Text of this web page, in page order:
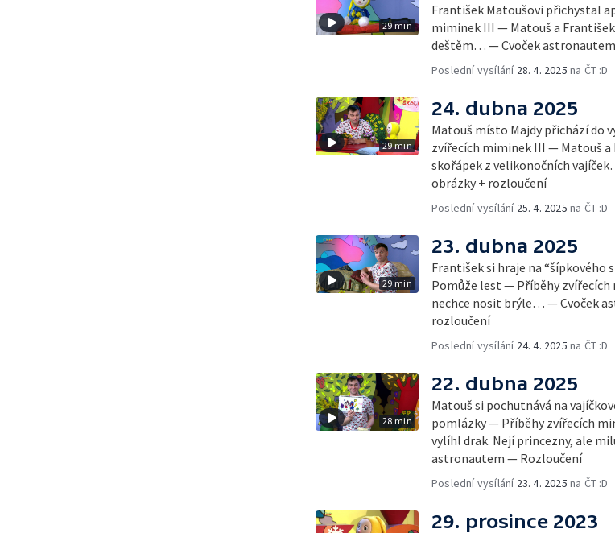
29 min
František Matoušovi přichystal
miminek III — Matouš a
deštěm… — Cvoček
Poslední vysílání 28. 4. 2025 na ČT :D
29 min
24. dubna 2025
Matouš místo Majdy přichází
zvířecích miminek III — Matouš a
skořápek z velikonočních
obrázky + rozloučení
Poslední vysílání 25. 4. 2025 na ČT :D
29 min
23. dubna 2025
František si hraje na “šípkového
Pomůže lest — Příběhy
nechce nosit brýle… — Cvoček
rozloučení
Poslední vysílání 24. 4. 2025 na ČT :D
28 min
22. dubna 2025
Matouš si pochutnává na
pomlázky — Příběhy zvířecích
vylíhl drak. Nejí princezny, ale
astronautem — Rozloučení
Poslední vysílání 23. 4. 2025 na ČT :D
29. prosince 2023